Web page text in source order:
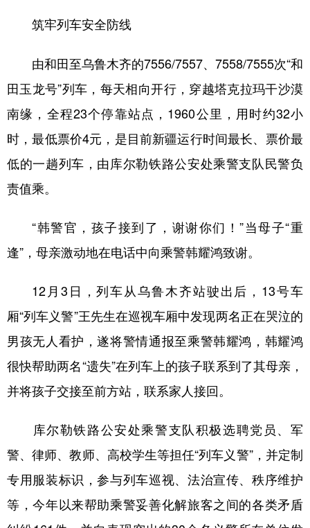
筑牢列车安全防线
由和田至乌鲁木齐的7556/7557、7558/7555次“和
田玉龙号”列车，每天相向开行，穿越塔克拉玛干沙漠
南缘，全程23个停靠站点，1960公里，用时约32小
时，最低票价4元，是目前新疆运行时间最长、票价最
低的一趟列车，由库尔勒铁路公安处乘警支队民警负
责值乘。
“韩警官，孩子接到了，谢谢你们！”当母子“重
逢”，母亲激动地在电话中向乘警韩耀鸿致谢。
12月3日，列车从乌鲁木齐站驶出后，13号车
厢“列车义警”王先生在巡视车厢中发现两名正在哭泣的
男孩无人看护，遂将警情通报至乘警韩耀鸿，韩耀鸿
很快帮助两名“遗失”在列车上的孩子联系到了其母亲，
并将孩子交接至前方站，联系家人接回。
库尔勒铁路公安处乘警支队积极选聘党员、军
警、律师、教师、高校学生等担任“列车义警”，并定制
专用服装标识，参与列车巡视、法治宣传、秩序维护
等，今年以来帮助乘警妥善化解旅客之间的各类矛盾